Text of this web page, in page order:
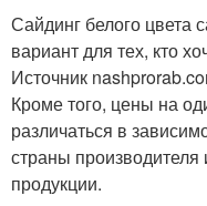
Сайдинг белого цвета
вариант для тех, кто
Источник
Кроме того, цены на
различаться в
страны
продукции.